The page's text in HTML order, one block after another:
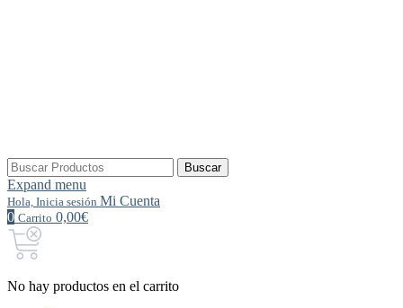
Buscar
por:
Buscar
Expand menu
Hola, Inicia sesión Mi Cuenta
0 Carrito 0,00€
No hay productos en el carrito